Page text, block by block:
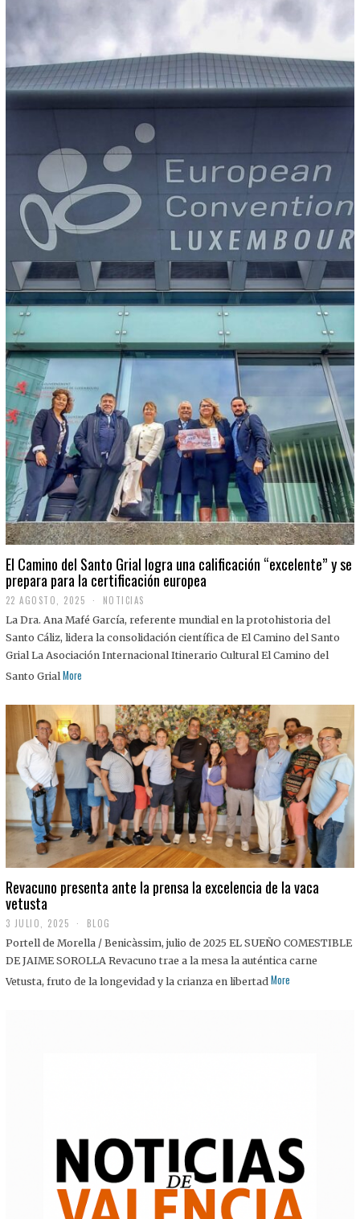
El Camino del Santo Grial logra una calificación “excelente” y se
prepara para la certificación europea
22 AGOSTO, 2025
2
A
G
O
S
2
5
NOTICIAS
La Dra. Ana Mafé García, referente mundial en la protohistoria del
Santo Cáliz, lidera la consolidación científica de El Camino del Santo
Grial La Asociación Internacional Itinerario Cultural El Camino del
Santo Grial More
Revacuno presenta ante la prensa la excelencia de la vaca
vetusta
3 JULIO, 2025
J
U
I
BLOG
Portell de Morella / Benicàssim, julio de 2025 EL SUEÑO COMESTIBLE
DE JAIME SOROLLA Revacuno trae a la mesa la auténtica carne
Vetusta, fruto de la longevidad y la crianza en libertad More